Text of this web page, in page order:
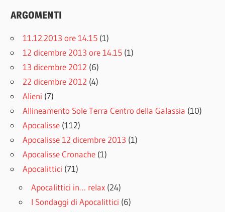
ARGOMENTI
11.12.2013 ore 14.15 (1)
12 dicembre 2013 ore 14.15 (1)
13 dicembre 2012 (6)
22 dicembre 2012 (4)
Alieni (7)
Allineamento Sole Terra Centro della Galassia (10)
Apocalisse (112)
Apocalisse 12 dicembre 2013 (1)
Apocalisse Cronache (1)
Apocalittici (71)
Apocalittici in… relax (24)
I Sondaggi di Apocalittici (6)